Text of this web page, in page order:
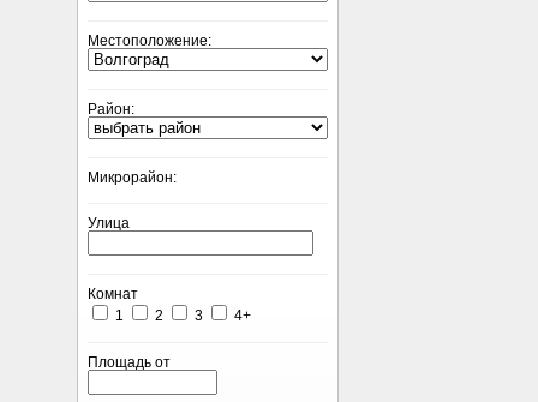
Местоположение:
Район:
Микрорайон:
Улица
Комнат
1
2 3 4+
Площадь от